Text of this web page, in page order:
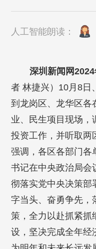
人工智能朗读：
深圳新闻网
者 林捷兴）10月8日
到龙岗区、龙华区各
业、民生项目现场，
投资工作，并听取两
强调，各区各部门各
书记在中央政治局会
彻落实党中央决策部
字当头、奋勇争先，
策，全力以赴抓紧抓
设，坚决完成全年经